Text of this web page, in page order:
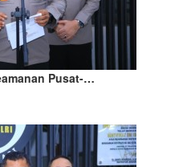
Pusat-…